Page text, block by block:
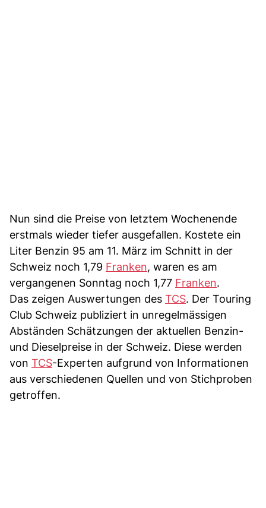
Nun sind die Preise von letztem Wochenende
erstmals wieder tiefer ausgefallen. Kostete ein
Liter Benzin 95 am 11. März im Schnitt in der
Schweiz noch 1,79 Franken, waren es am
vergangenen Sonntag noch 1,77 Franken.
Das zeigen Auswertungen des TCS. Der Touring
Club Schweiz publiziert in unregelmässigen
Abständen Schätzungen der aktuellen Benzin-
und Dieselpreise in der Schweiz. Diese werden
von TCS-Experten aufgrund von Informationen
aus verschiedenen Quellen und von Stichproben
getroffen.